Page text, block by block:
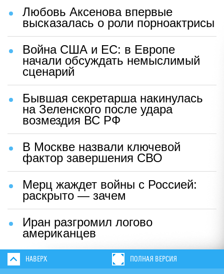
Любовь Аксенова впервые
высказалась о роли порноактрисы
Война США и ЕС: в Европе
начали обсуждать немыслимый
сценарий
Бывшая секретарша накинулась
на Зеленского после удара
возмездия ВС РФ
В Москве назвали ключевой
фактор завершения СВО
Мерц жаждет войны с Россией:
раскрыто — зачем
Иран разгромил логово
американцев
НАВЕРХ ПОЛНАЯ ВЕРСИЯ